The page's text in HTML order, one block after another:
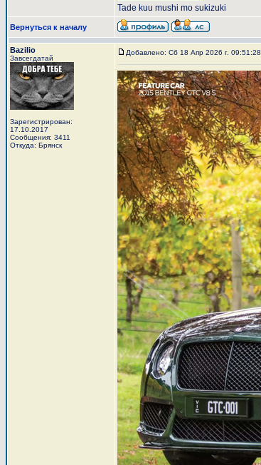
Tade kuu mushi mo sukizuki
Вернуться к началу
Bazilio
Завсегдатай
Зарегистрирован:
17.10.2017
Сообщения: 3411
Откуда: Брянск
Добавлено: Сб 18 Апр 2026 г. 09:51:28